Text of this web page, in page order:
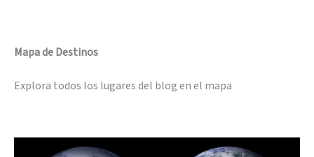
Mapa de Destinos
Explora todos los lugares del blog en el mapa